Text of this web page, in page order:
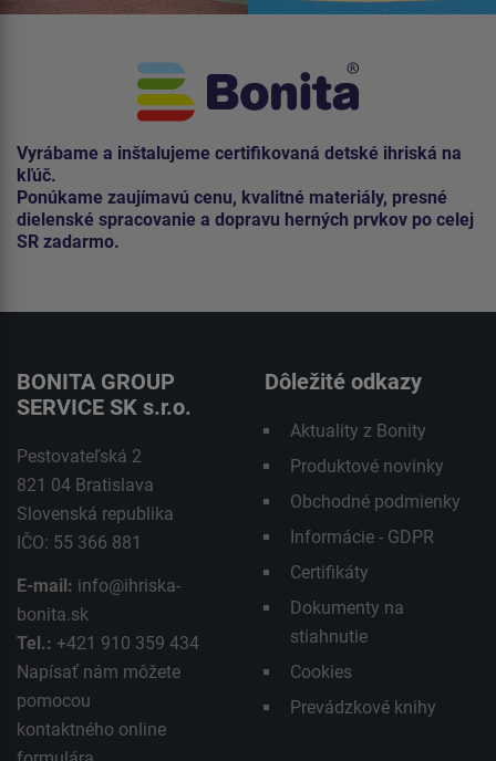
Vyrábame a inštalujeme certifikovaná detské ihriská na
kľúč.
Ponúkame zaujímavú cenu, kvalitné materiály, presné
dielenské spracovanie a dopravu herných prvkov po celej
SR zadarmo.
BONITA GROUP
SERVICE SK s.r.o.
Pestovateľská 2
821 04 Bratislava
Slovenská republika
IČO: 55 366 881
E-mail: info@ihriska-
bonita.sk
Tel.: +421 910 359 434
Napísať nám môžete
pomocou
kontaktného online
Dôležité odkazy
Aktuality z Bonity
Produktové novinky
Obchodné podmienky
Informácie - GDPR
Certifikáty
Dokumenty na
stiahnutie
Cookies
Prevádzkové knihy